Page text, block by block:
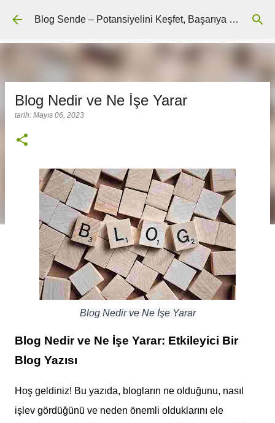
Ana içeriğe atla Blog Sende – Potansiyelini Keşfet, Başarıya Ulaş
Blog Nedir ve Ne İşe Yarar
tarih: Mayıs 06, 2023
Blog Nedir ve Ne İşe Yarar
Blog Nedir ve Ne İşe Yarar: Etkileyici Bir
Blog Yazısı
Hoş geldiniz! Bu yazıda, blogların ne olduğunu, nasıl
işlev gördüğünü ve neden önemli olduklarını ele